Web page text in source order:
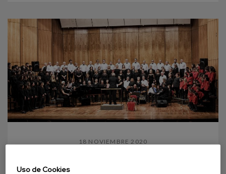
18 NOVIEMBRE 2020
Coros para la demencia
Uso de Cookies